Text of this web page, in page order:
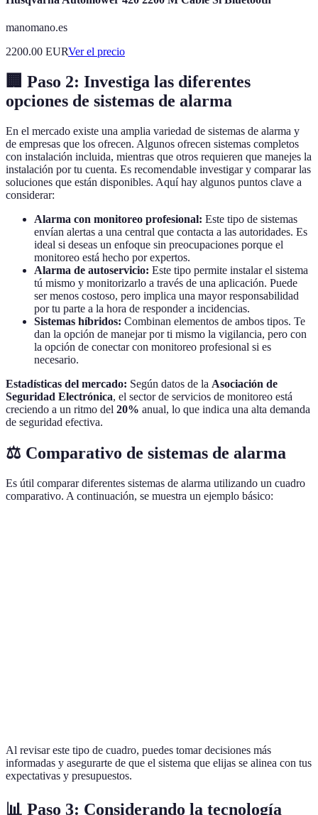
manomano.es
2200.00 EURVer el precio
🏢 Paso 2: Investiga las diferentes
opciones de sistemas de alarma
En el mercado existe una amplia variedad de sistemas de alarma y
de empresas que los ofrecen. Algunos ofrecen sistemas completos
con instalación incluida, mientras que otros requieren que manejes la
instalación por tu cuenta. Es recomendable investigar y comparar las
soluciones que están disponibles. Aquí hay algunos puntos clave a
considerar:
Alarma con monitoreo profesional: Este tipo de sistemas
envían alertas a una central que contacta a las autoridades. Es
ideal si deseas un enfoque sin preocupaciones porque el
monitoreo está hecho por expertos.
Alarma de autoservicio: Este tipo permite instalar el sistema
tú mismo y monitorizarlo a través de una aplicación. Puede
ser menos costoso, pero implica una mayor responsabilidad
por tu parte a la hora de responder a incidencias.
Sistemas híbridos: Combinan elementos de ambos tipos. Te
dan la opción de manejar por ti mismo la vigilancia, pero con
la opción de conectar con monitoreo profesional si es
necesario.
Estadísticas del mercado: Según datos de la Asociación de
Seguridad Electrónica, el sector de servicios de monitoreo está
creciendo a un ritmo del 20% anual, lo que indica una alta demanda
de seguridad efectiva.
⚖️ Comparativo de sistemas de alarma
Es útil comparar diferentes sistemas de alarma utilizando un cuadro
comparativo. A continuación, se muestra un ejemplo básico:
Al revisar este tipo de cuadro, puedes tomar decisiones más
informadas y asegurarte de que el sistema que elijas se alinea con tus
expectativas y presupuestos.
📊 Paso 3: Considerando la tecnología